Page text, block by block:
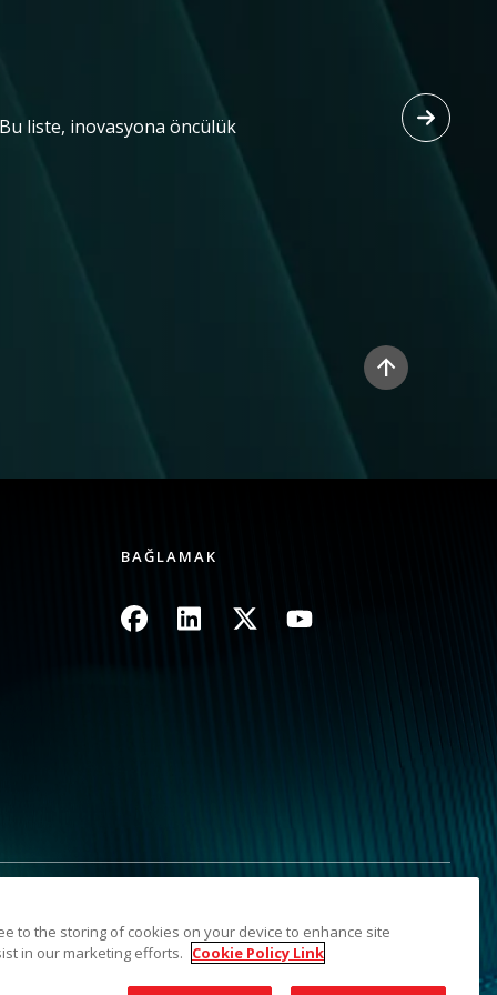
liste, inovasyona öncülük
BAĞLAMAK
Resim Resim Resim Resim
ticari markası ve ticari takdim şekli Eastman Kodak
to the storing of cookies on your device to enhance site
in our marketing efforts. Cookie Policy Link